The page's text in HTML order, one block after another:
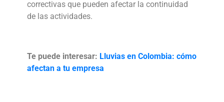
correctivas que pueden afectar la continuidad
de las actividades.
Te puede interesar: Lluvias en Colombia: cómo
afectan a tu empresa